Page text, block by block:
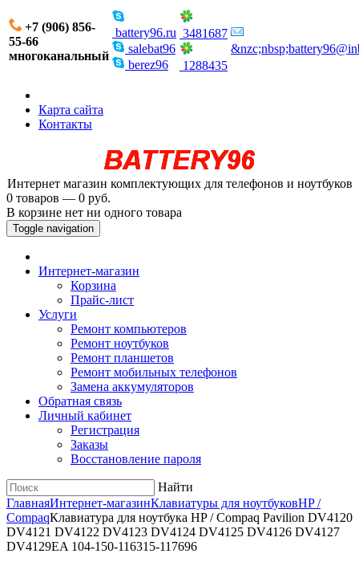
+7 (906) 856-
55-66
многоканальный
battery96.ru
salebat96
berez96
3481687
1288435
Карта сайта
Контакты
Интернет магазин комплектующих для телефонов и ноутбуков
0 товаров — 0 руб.
В корзине нет ни одного товара
Toggle navigation
Интернет-магазин
Корзина
Прайс-лист
Услуги
Ремонт компьютеров
Ремонт ноутбуков
Ремонт планшетов
Ремонт мобильных телефонов
Замена аккумуляторов
Обратная связь
Личный кабинет
Регистрация
Заказы
Восстановление пароля
Найти
ГлавнаяИнтернет-магазинКлавиатуры для ноутбуковHP /
CompaqКлавиатура для ноутбука HP / Compaq Pavilion DV4120
DV4121 DV4122 DV4123 DV4124 DV4125 DV4126 DV4127
DV4129EA 104-150-116315-117696